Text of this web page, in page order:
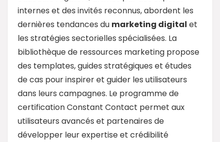
internes et des invités reconnus, abordent les
dernières tendances du marketing digital et
les stratégies sectorielles spécialisées. La
bibliothèque de ressources marketing propose
des templates, guides stratégiques et études
de cas pour inspirer et guider les utilisateurs
dans leurs campagnes. Le programme de
certification Constant Contact permet aux
utilisateurs avancés et partenaires de
développer leur expertise et crédibilité